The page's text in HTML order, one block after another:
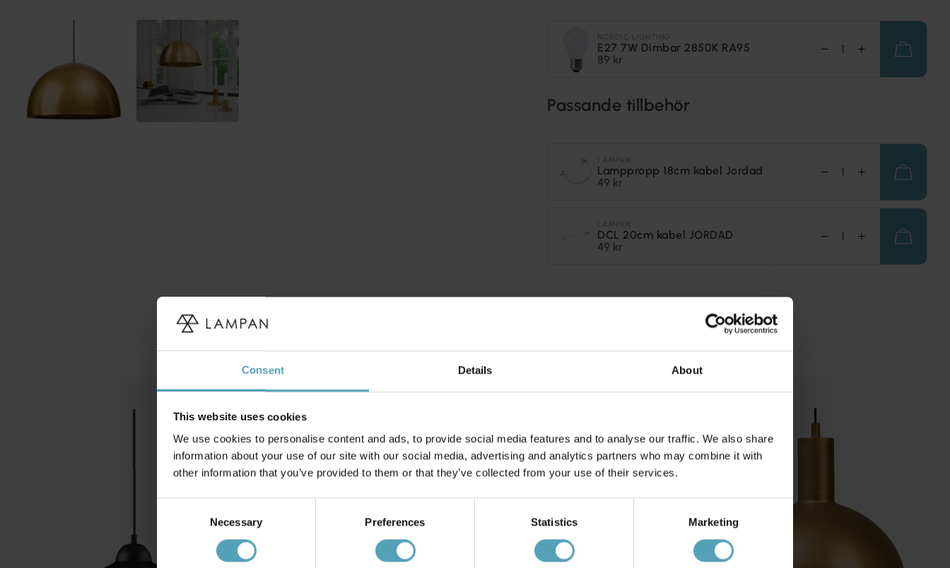
Consent Details About
This website uses cookies
We use cookies to personalise content and ads, to provide social media features and to analyse our traffic. We also share
information about your use of our site with our social media, advertising and analytics partners who may combine it with
other information that you’ve provided to them or that they’ve collected from your use of their services.
Necessary Preferences Statistics Marketing
E27 7W Dimbar 2850K RA95
89 kr
Passande tillbehör
Lamppropp 18cm kabel Jordad
49 kr
DCL 20cm kabel JORDAD
49 kr
KAMPANJ